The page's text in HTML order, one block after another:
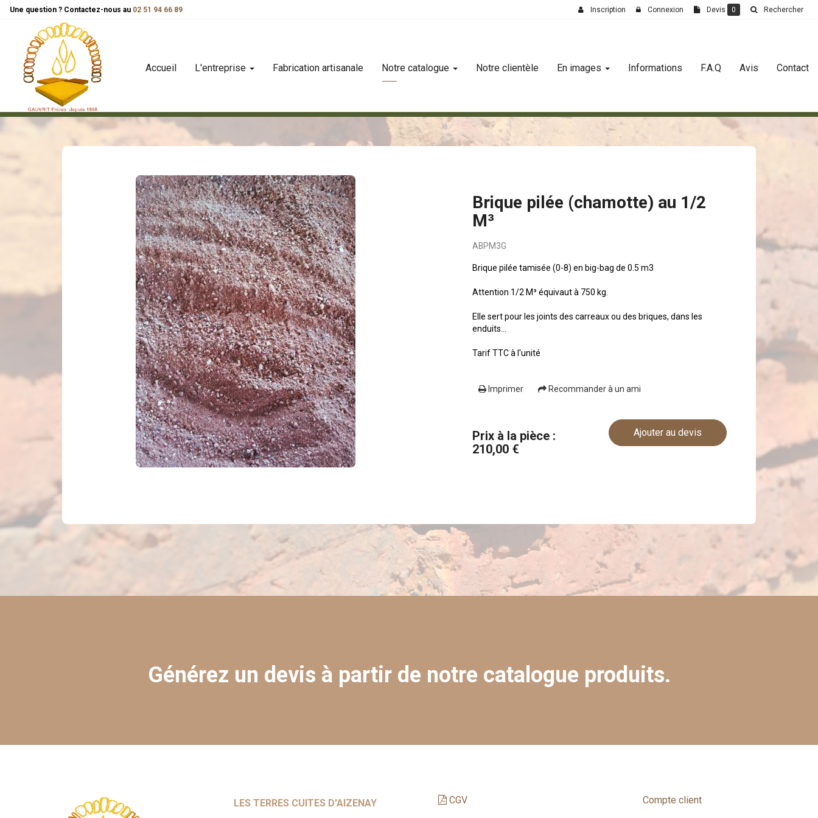
Accueil L'entreprise Fabrication artisanale Notre catalogue Notre clientèle En images Informations F.A.Q Avis Contact
accessoires brique pilée brique pilée (chamotte) au 1/2 m³
Brique pilée (chamotte) au 1/2
M³
ABPM3G
Brique pilée tamisée (0-8) en big-bag de 0.5 m3
Attention 1/2 M³ équivaut à 750 kg.
Elle sert pour les joints des carreaux ou des briques, dans les
enduits...
Tarif TTC à l'unité
Imprimer Recommander à un ami
Prix à la pièce :
210,00 €
Ajouter au devis
Une question ? Contactez-nous au 02 51 94 66 89 Inscription Connexion Devis 0 Rechercher
Générez un devis à partir de notre catalogue produits.
LES TERRES CUITES D'AIZENAY
CGV
Compte client
Panneau de gestion des cookies